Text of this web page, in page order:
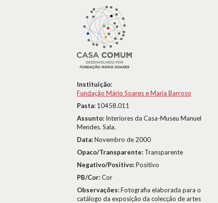
Instituição:
Fundação Mário Soares e Maria Barroso
Pasta: 10458.011
Assunto: Interiores da Casa-Museu Manuel
Mendes. Sala.
Data:Novembro de 2000
Opaco/Transparente: Transparente
Negativo/Positivo:Positivo
PB/Cor:Cor
Observações:Fotografia elaborada para o
catálogo da exposição da colecção de artes